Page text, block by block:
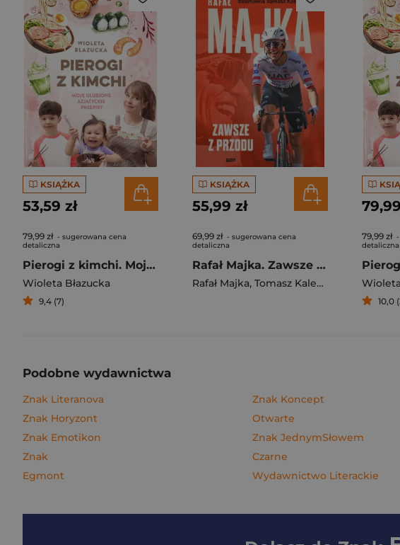
KSIĄŻKA
53,59 zł
79,99 zł - sugerowana cena
detaliczna
Pierogi z kimchi. Moje ulubione azjatyckie przepisy
Wioleta Błazucka
9,4 (7)
KSIĄŻKA
55,99 zł
69,99 zł - sugerowana cena
detaliczna
Rafał Majka. Zawsze z przodu. Rozmawia Tomasz Kalemba - książka z autografem
Rafał Majka, Tomasz Kalemba
79,99 zł
detaliczna
10,0
Podobne wydawnictwa
Znak Literanova
Znak Horyzont
Znak Emotikon
Znak
Egmont
Znak Koncept
Otwarte
Znak JednymSłowem
Czarne
Wydawnictwo Literackie